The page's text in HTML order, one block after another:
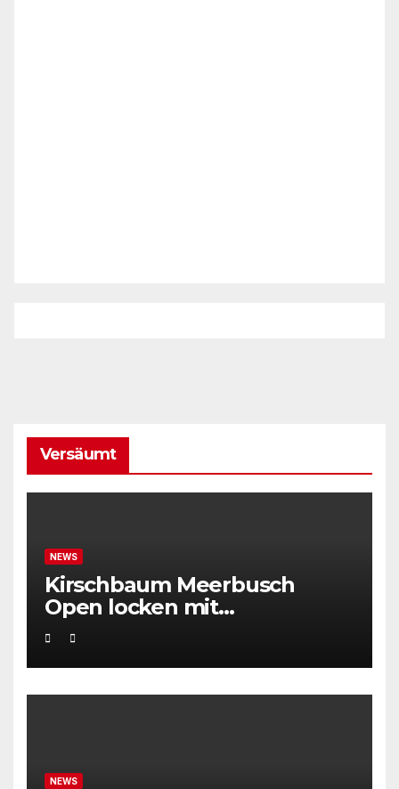
Versäumt
NEWS
Kirschbaum Meerbusch
Open locken mit
Weltklassetennis
NEWS